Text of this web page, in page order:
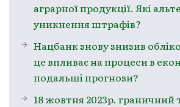
аграрної продукції. Які
уникнення штрафів?
Нацбанк знову знизив
це впливає на процеси в
подальші прогнози?
18 жовтня 2023р. граничний